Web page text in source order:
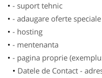
- suport tehnic
- adaugare oferte speciale
- hosting
- mentenanta
- pagina proprie
Datele de Contact -